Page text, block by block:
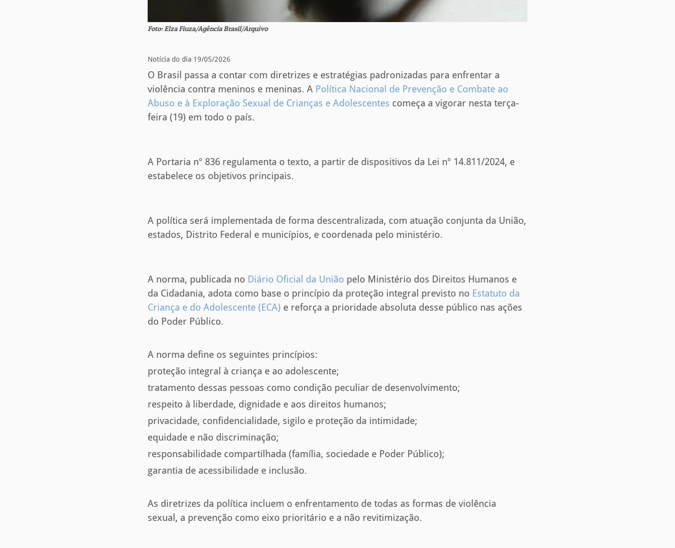
Foto: Elza Fiuza/Agência Brasil/Arquivo
Notícia do dia 19/05/2026
O Brasil passa a contar com diretrizes e estratégias padronizadas para enfrentar a
violência contra meninos e meninas. A Política Nacional de Prevenção e Combate ao
Abuso e à Exploração Sexual de Crianças e Adolescentes começa a vigorar nesta terça-
feira (19) em todo o país​.
A Portaria nº 836 regulamenta o texto, a partir de dispositivos da Lei nº 14.811/2024, e
estabelece os objetivos principais.
A política será implementada de forma descentralizada, com atuação conjunta da União,
estados, Distrito Federal e municípios, e coordenada pelo ministério.
A norma, publicada no Diário Oficial da União pelo Ministério dos Direitos Humanos e
da Cidadania, adota como base o princípio da proteção integral previsto no Estatuto da
Criança e do Adolescente (ECA) e reforça a prioridade absoluta desse público nas ações
do Poder Público.
A norma define os seguintes princípios:
proteção integral à criança e ao adolescente;
tratamento dessas pessoas como condição peculiar de desenvolvimento;
respeito à liberdade, dignidade e aos direitos humanos;
privacidade, confidencialidade, sigilo e proteção da intimidade;
equidade e não discriminação;
responsabilidade compartilhada (família, sociedade e Poder Público);
garantia de acessibilidade e inclusão.
As diretrizes da política incluem o enfrentamento de todas as formas de violência
sexual, a prevenção como eixo prioritário e a não revitimização.